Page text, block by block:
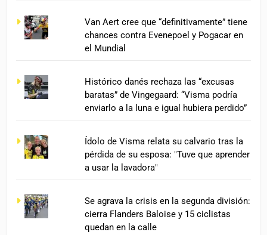
Van Aert cree que “definitivamente” tiene
chances contra Evenepoel y Pogacar en
el Mundial
Histórico danés rechaza las “excusas
baratas” de Vingegaard: “Visma podría
enviarlo a la luna e igual hubiera perdido”
Ídolo de Visma relata su calvario tras la
pérdida de su esposa: "Tuve que aprender
a usar la lavadora"
Se agrava la crisis en la segunda división:
cierra Flanders Baloise y 15 ciclistas
quedan en la calle